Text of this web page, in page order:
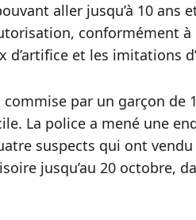
aller jusqu’à 10 ans
conformément à
et les imitations
par un garçon de
La police a mené une
suspects qui ont
jusqu’au 20 octobre,